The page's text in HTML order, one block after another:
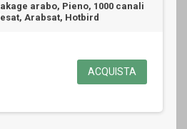
arabo, Pieno, 1000 canali
Arabsat, Hotbird
ACQUISTA